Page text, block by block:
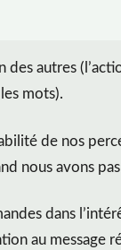
des autres
mots).
de nos
nous avons
dans
au message